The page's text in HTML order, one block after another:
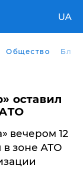
UA
Общество
оставил
вечером 12
зоне АТО